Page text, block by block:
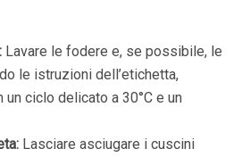
Lavare le fodere e, se possibile, le
le istruzioni dell’etichetta,
ciclo delicato a 30°C e un
Lasciare asciugare i cuscini